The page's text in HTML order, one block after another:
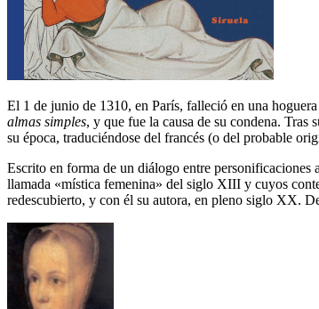
El 1 de junio de 1310, en París, falleció en una
almas simples, y que fue la causa de su condena.
su época, traduciéndose del francés (o del probable
Escrito en forma de un diálogo entre personificaciones
llamada «mística femenina» del siglo XIII y cuyos
redescubierto, y con él su autora, en pleno siglo XX.